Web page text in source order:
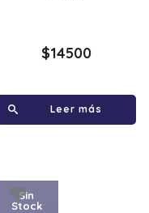
$14500
Leer más
Sin
Stock